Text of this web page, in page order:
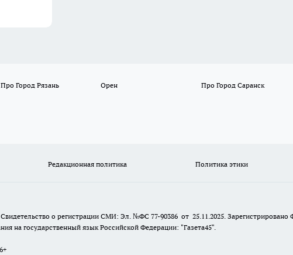
Про Город Рязань Орен Про Город Саранск
Редакционная политика Политика этики
о регистрации СМИ: Эл. №ФС 77-90386 от 25.11.2025.
на государственный язык Российской Федерации: "Газета45".